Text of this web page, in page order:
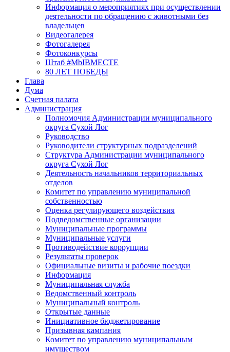
Информация о мероприятиях при осуществлении
деятельности по обращению с животными без
владельцев
Видеогалерея
Фотогалерея
Фотоконкурсы
Штаб #MbIBMECTE
80 ЛЕТ ПОБЕДЫ
Глава
Дума
Счетная палата
Администрация
Полномочия Администрации муниципального
округа Сухой Лог
Руководство
Руководители структурных подразделений
Структура Администрации муниципального
округа Сухой Лог
Деятельность начальников территориальных
отделов
Комитет по управлению муниципальной
собственностью
Оценка регулирующего воздействия
Подведомственные организации
Муниципальные программы
Муниципальные услуги
Противодействие коррупции
Результаты проверок
Официальные визиты и рабочие поездки
Информация
Муниципальная служба
Ведомственный контроль
Муниципальный контроль
Открытые данные
Инициативное бюджетирование
Призывная кампания
Комитет по управлению муниципальным
имуществом